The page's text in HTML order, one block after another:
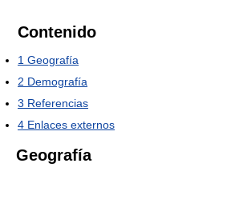
Contenido
1 Geografía
2 Demografía
3 Referencias
4 Enlaces externos
Geografía